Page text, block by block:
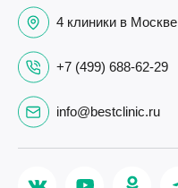
4 клиники в Москве
+7 (499) 688-62-29
info@bestclinic.ru